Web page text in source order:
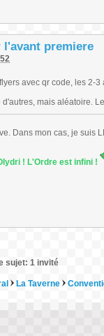
l'avant premiere
avec qr code, les 2-
mais aléatoire.
Dans mon cas, je suis
! L'Ordre est infini !
sujet: 1 invité
La Taverne